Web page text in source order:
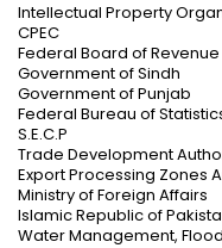
Intellectual Property
CPEC
Federal Board of Revenue
Government of Sindh
Government of Punjab
Federal Bureau of
S.E.C.P
Trade Development
Export Processing Zones
Ministry of Foreign Affairs
Islamic Republic of
Water Management,